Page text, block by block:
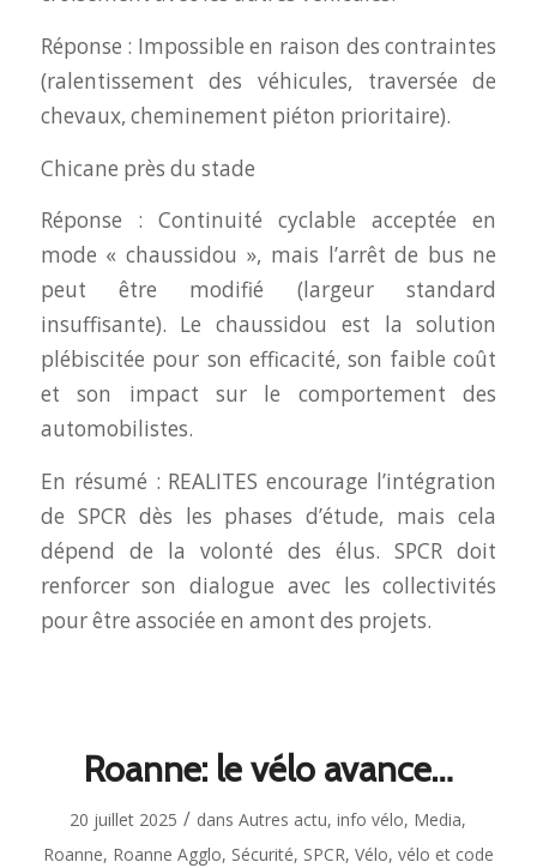
Réponse : Impossible en raison des contraintes
(ralentissement des véhicules, traversée de
chevaux, cheminement piéton prioritaire).
Chicane près du stade
Réponse : Continuité cyclable acceptée en
mode « chaussidou », mais l’arrêt de bus ne
peut être modifié (largeur standard
insuffisante). Le chaussidou est la solution
plébiscitée pour son efficacité, son faible coût
et son impact sur le comportement des
automobilistes.
En résumé : REALITES encourage l’intégration
de SPCR dès les phases d’étude, mais cela
dépend de la volonté des élus. SPCR doit
renforcer son dialogue avec les collectivités
pour être associée en amont des projets.
Roanne: le vélo avance…
20 juillet 2025 / dansAutres actu,info vélo, Media,
Roanne, Roanne Agglo, Sécurité, SPCR, Vélo, vélo et code